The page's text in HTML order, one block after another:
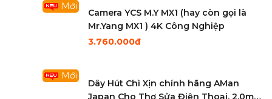
Mới
Camera YCS M.Y MX1 (hay còn gọi là
Mr.Yang MX1 ) 4K Công Nghiệp
3.760.000đ
Mới
Dây Hút Chì Xịn chính hãng AMan
Japan Cho Thợ Sửa Điện Thoại. 2.0mm